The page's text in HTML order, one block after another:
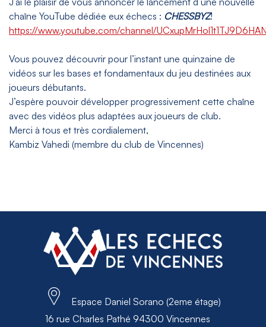
chaîne YouTube dédiée eux échecs : CHESSBYZ!
https://www.youtube.com/channel/
Vous pouvez découvrir pour l’instant une quinzaine de
vidéos sur les bases et fondamentaux du jeu destinées aux
joueurs débutants.
J’espère pouvoir développer progressivement cette chaîne
avec des vidéos plus adaptées aux joueurs de club.
Merci à tous et très cordialement,
Kambiz Vahedi (membre du club de Vincennes)
Espace Daniel Sorano (2eme étage)
16 rue Charles Pathé 94300 Vincennes